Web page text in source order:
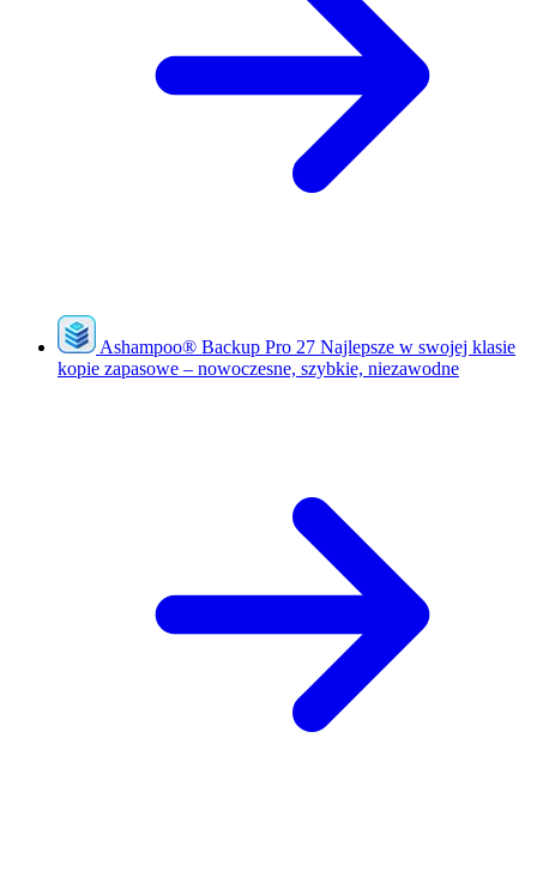
Ashampoo® Backup Pro 27 Najlepsze w swojej klasie
kopie zapasowe – nowoczesne, szybkie, niezawodne